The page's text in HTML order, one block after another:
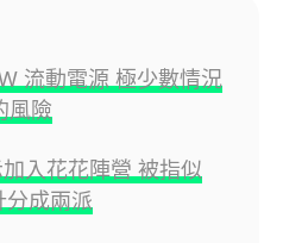
流動電源 極少數情況
風險
入花花陣營 被指似
分成兩派